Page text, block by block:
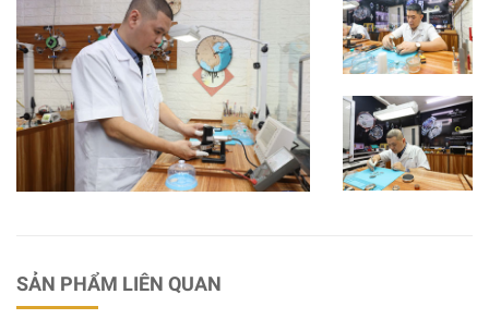
SẢN PHẨM LIÊN QUAN